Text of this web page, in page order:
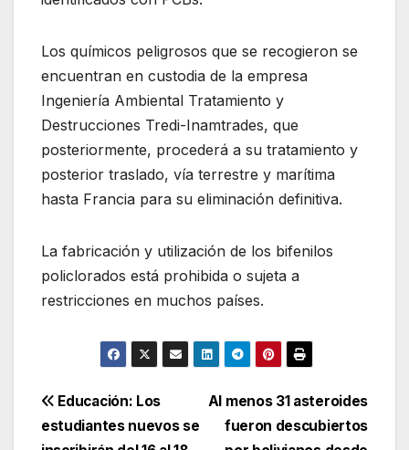
Los químicos peligrosos que se recogieron se
encuentran en custodia de la empresa
Ingeniería Ambiental Tratamiento y
Destrucciones Tredi-Inamtrades, que
posteriormente, procederá a su tratamiento y
posterior traslado, vía terrestre y marítima
hasta Francia para su eliminación definitiva.
La fabricación y utilización de los bifenilos
policlorados está prohibida o sujeta a
restricciones en muchos países.
Navegación
Al menos 31 asteroides
fueron descubiertos
Educación: Los
estudiantes nuevos se